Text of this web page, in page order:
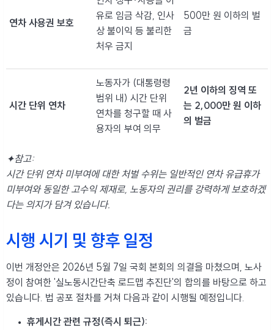
연차 사용권 보호
유로 임금 삭감, 인사
상 불이익 등 불리한
처우 금지
500만 원 이하의 벌
금
시간 단위 연차
노동자가 (대통령령
범위 내) 시간 단위
연차를 청구할 때 사
용자의 부여 의무
2년 이하의 징역 또
는 2,000만 원 이하
의 벌금
✦참고:
시간 단위 연차 미부여에 대한 처벌 수위는 일반적인 연차 유급휴가
미부여와 동일한 고수익 제재로, 노동자의 권리를 강력하게 보호하겠
다는 의지가 담겨 있습니다.
시행 시기 및 향후 일정
이번 개정안은 2026년 5월 7일 국회 본회의 의결을 마쳤으며, 노사
정이 참여한 '실노동시간단축 로드맵 추진단'의 합의를 바탕으로 하고
있습니다. 법 공포 절차를 거쳐 다음과 같이 시행될 예정입니다.
휴게시간 관련 규정(즉시 퇴근):